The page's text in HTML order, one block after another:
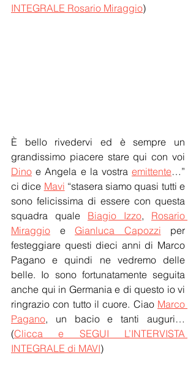
INTEGRALE Rosario Miraggio)
È bello rivedervi ed è sempre un
Dino e Angela e la vostra emittente…”
ci dice Mavi “stasera siamo quasi tutti e
sono felicissima di essere con questa
squadra quale Biagio Izzo, Rosario
Miraggio e Gianluca Capozzi per
festeggiare questi dieci anni di Marco
Pagano e quindi ne vedremo delle
belle. Io sono fortunatamente seguita
anche qui in Germania e di questo io vi
ringrazio con tutto il cuore. Ciao Marco
Pagano, un bacio e tanti auguri…
(Clicca e SEGUI L’INTERVISTA
INTEGRALE di MAVI)